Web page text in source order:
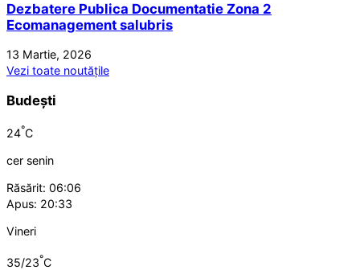
Dezbatere Publica Documentatie Zona 2
Ecomanagement salubris
13 Martie, 2026
Vezi toate noutățile
Budești
24°C
cer senin
Răsărit: 06:06
Apus: 20:33
Vineri
35/23°C